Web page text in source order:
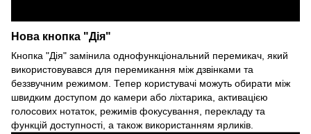
Нова кнопка "Дія"
Кнопка "Дія" замінила однофункціональний перемикач, який
використовувався для перемикання між дзвінками та
беззвучним режимом. Тепер користувачі можуть обирати між
швидким доступом до камери або ліхтарика, активацією
голосових нотаток, режимів фокусування, перекладу та
функцій доступності, а також використанням ярликів.